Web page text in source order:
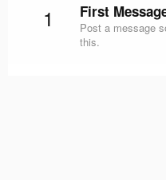
1 First
Post a message
this.